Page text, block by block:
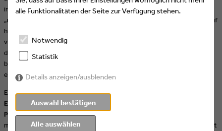
immer mit einem Damokles-Schwert (…) in Zurückzahlung“ oder
„nicht berechtigt zu sein“ behaftet seien. Dies wiederum weist darauf
hin, dass oft erhebliche Unklarheit zu den Programmen besteht und
viele Details der Richtlinien nicht zur Branche passen. Insgesamt sei
der Fokus auch zu stark auf Start-ups und Gründer gelegt und
berücksichtige dabei die „normalen“ Entwicklungen und
erforderlichen Veränderungen von Unternehmen nicht.
Ein großes Problem für die Branche sind die in der Regel üblichen
Eigenleistungen oder Eigenmittel von 50 % Prozent in den meisten
Programmen, die zwar in der Antragstellung durchaus auch
modifiziert werden können, was den meisten allerdings nicht bekannt
alle Funktionalitäten der Seite zur Verfügung stehen.
Notwendig
Statistik
Details anzeigen/ausblenden
Auswahl bestätigen
Alle auswählen